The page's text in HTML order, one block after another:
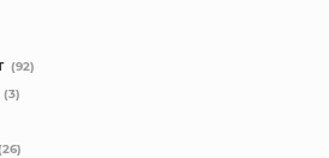
(92)
(3)